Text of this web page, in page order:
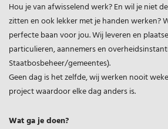
Elektrisch afrasteringsmateriaal gratis
Hou je van afwisselend werk? En wil je niet
zitten en ook lekker met je handen werken?
perfecte baan voor jou. Wij leveren en
particulieren, aannemers en
Staatbosbeheer/gemeentes).
Geen dag is het zelfde, wij werken nooit
project waardoor elke dag anders is.
Wat ga je doen?